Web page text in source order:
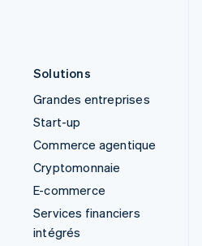
Solutions
Grandes entreprises
Start-up
Commerce agentique
Cryptomonnaie
E-commerce
Services financiers
intégrés